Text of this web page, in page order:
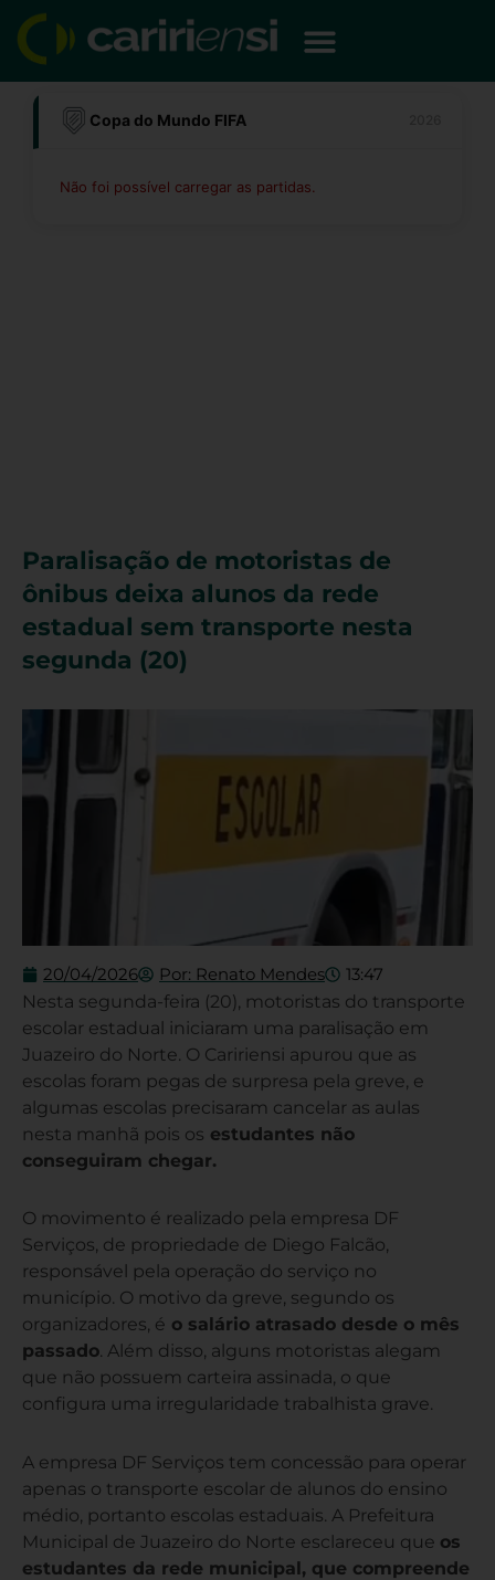
para
conteúdo
Copa do Mundo FIFA
Não foi possível carregar as partidas.
Paralisação de motoristas de
ônibus deixa alunos da rede
estadual sem transporte nesta
segunda (20)
20/04/2026 Por: Renato Mendes 13:47
Nesta segunda-feira (20), motoristas do transporte
escolar estadual iniciaram uma paralisação em
Juazeiro do Norte. O Caririensi apurou que as
escolas foram pegas de surpresa pela greve, e
algumas escolas precisaram cancelar as aulas
nesta manhã pois os estudantes não
conseguiram chegar.
O movimento é realizado pela empresa DF
Serviços, de propriedade de Diego Falcão,
responsável pela operação do serviço no
município. O motivo da greve, segundo os
organizadores, é o salário atrasado desde o mês
passado. Além disso, alguns motoristas alegam
que não possuem carteira assinada, o que
configura uma irregularidade trabalhista grave.
A empresa DF Serviços tem concessão para operar
apenas o transporte escolar de alunos do ensino
médio, portanto escolas estaduais. A Prefeitura
Municipal de Juazeiro do Norte esclareceu que os
estudantes da rede municipal, que compreende